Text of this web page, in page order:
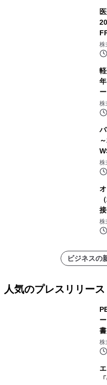
株
株
表
株
表
株
ビジネスの
人気のプレスリリース
株